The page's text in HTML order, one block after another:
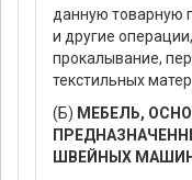
данную товарную
и другие
прокалывание,
текстильных
(Б) МЕБЕЛЬ,
ШВЕЙНЫХ МАШИН